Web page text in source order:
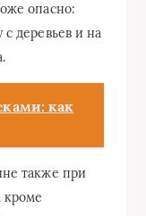
опасно:
с деревьев и на
как
также при
кроме